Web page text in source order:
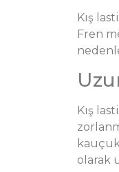
Kış
Fren
Kış
olarak